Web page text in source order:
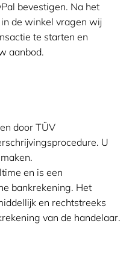
bevestigen. Na het
de winkel vragen wij
te starten en
aanbod.
door TÜV
U
en is een
bankrekening. Het
en rechtstreeks
van de handelaar.